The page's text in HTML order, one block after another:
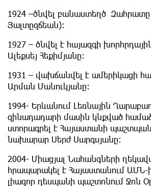
1924 –ծնվել բանաստեղծ
Յալտըզճեան):
1927 – ծնվել է հայազգի
Ալեքսեյ Հեքիմյանը:
1931 – վախճանվել է ամերիկացի
Արման Մանուկյանը:
1994- Երևանում Լեռնային
զինադադարի մասին կնքված
ստորագրել է Հայաստանի
նախարար Սերժ Սարգսյանը:
2004- Միացյալ Նահանգների
հրապարակել է Հայաստանում ԱՄՆ-
լիազոր դեսպանի պաշտոնում Ջոն